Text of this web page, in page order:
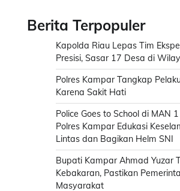
Berita Terpopuler
Kapolda Riau Lepas Tim
Presisi, Sasar 17 Desa di
Polres Kampar Tangkap
Karena Sakit Hati
Police Goes to School di MAN
Polres Kampar Edukasi
Lintas dan Bagikan Helm SNI
Bupati Kampar Ahmad Yuzar
Kebakaran, Pastikan
Masyarakat